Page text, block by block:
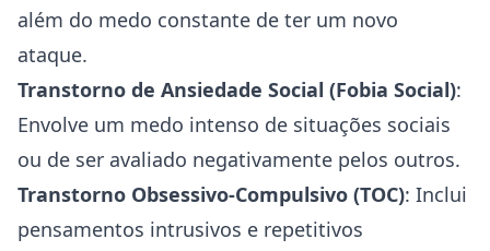
além do medo constante de ter um novo
ataque.
Transtorno de Ansiedade Social (Fobia Social):
Envolve um medo intenso de situações sociais
ou de ser avaliado negativamente pelos outros.
Transtorno Obsessivo-Compulsivo (TOC): Inclui
pensamentos intrusivos e repetitivos